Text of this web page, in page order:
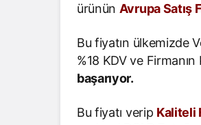
ürünün Avrupa Satış
Bu fiyatın ülkemizde
%18 KDV ve
başarıyor.
Bu fiyatı verip Kaliteli